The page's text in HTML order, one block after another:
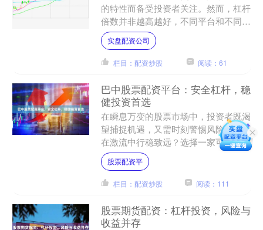
的特性而备受投资者关注。然而，杠杆
倍数并非越高越好，不同平台和不同品
种的杠杆上限也存在显著差异。本文将
为您详细解析炒股杠杆的最....
实盘配资公司
栏目：配资炒股 阅读：61
巴中股票配资平台：安全杠杆，稳
健投资首选
在瞬息万变的股票市场中，投资者既渴
望捕捉机遇，又需时刻警惕风险。如何
在激流中行稳致远？选择一家可靠的配
资平台，善用“安全杠杆”，已成为众多
稳健型投资者的智慧之选....
股票配资平
栏目：配资炒股 阅读：111
股票期货配资：杠杆投资，风险与
收益并存